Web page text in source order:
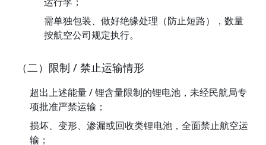
需单独包装、做好绝缘处理（防止短路），数量
按航空公司规定执行。
（二）限制 / 禁止运输情形
超出上述能量 / 锂含量限制的锂电池，未经民航局专
项批准严禁运输；
损坏、变形、渗漏或回收类锂电池，全面禁止航空运
输；